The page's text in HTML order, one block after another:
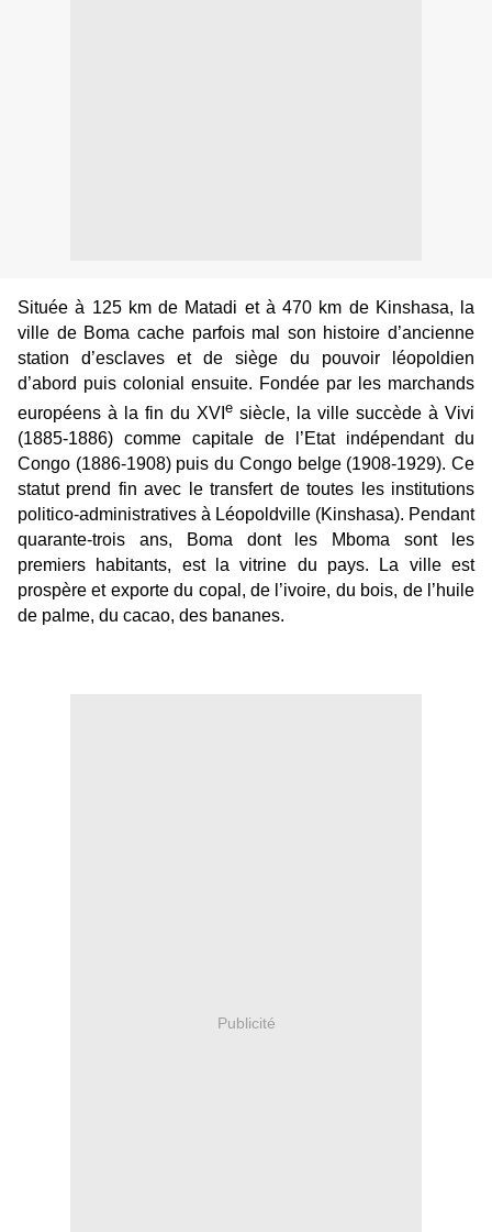
Située à 125 km de Matadi et à 470 km de Kinshasa, la
ville de Boma cache parfois mal son histoire d’ancienne
station d’esclaves et de siège du pouvoir léopoldien
d’abord puis colonial ensuite. Fondée par les marchands
européens à la fin du XVI e siècle, la ville succède à Vivi
(1885-1886) comme capitale de l’Etat indépendant du
Congo (1886-1908) puis du Congo belge (1908-1929). Ce
statut prend fin avec le transfert de toutes les institutions
politico-administratives à Léopoldville (Kinshasa). Pendant
quarante-trois ans, Boma dont les Mboma sont les
premiers habitants, est la vitrine du pays. La ville est
prospère et exporte du copal, de l’ivoire, du bois, de l’huile
de palme, du cacao, des bananes.
Publicité